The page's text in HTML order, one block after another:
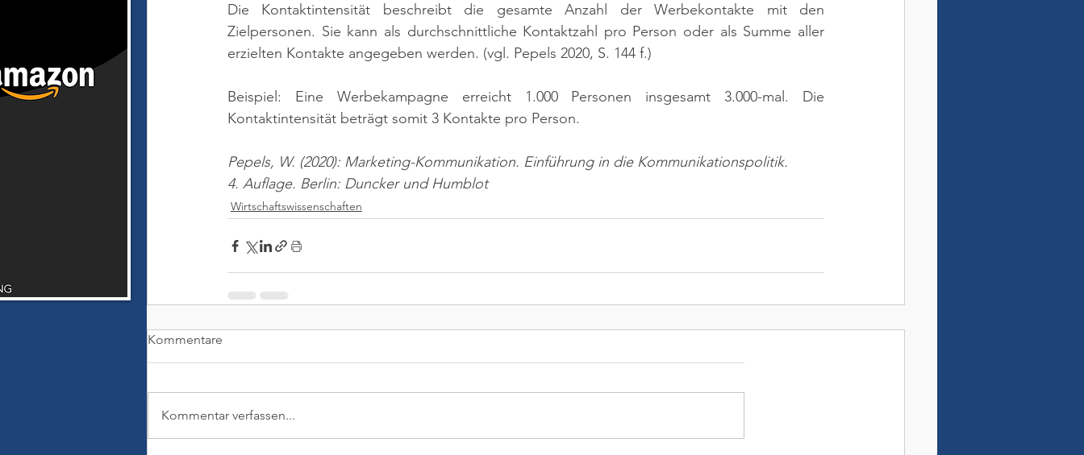
Die Kontaktintensität beschreibt die gesamte Anzahl der Werbekontakte mit den
Zielpersonen. Sie kann als durchschnittliche Kontaktzahl pro Person oder als Summe aller
erzielten Kontakte angegeben werden. (vgl. Pepels 2020, S. 144 f.)
Beispiel: Eine Werbekampagne erreicht 1.000 Personen insgesamt 3.000-mal. Die
Kontaktintensität beträgt somit 3 Kontakte pro Person.
Pepels, W. (2020): Marketing-Kommunikation. Einführung in die Kommunikationspolitik.
4. Auflage. Berlin: Duncker und Humblot
Wirtschaftswissenschaften
Kommentare
Kommentar verfassen...